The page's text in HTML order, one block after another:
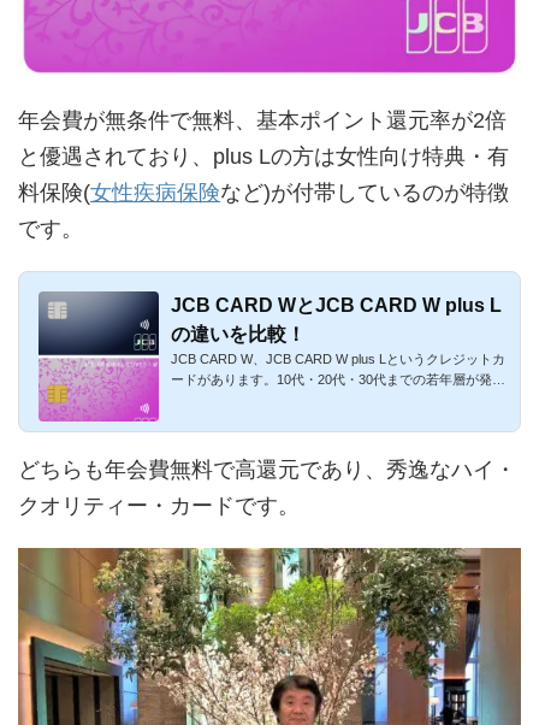
年会費が無条件で無料、基本ポイント還元率が2倍
と優遇されており、plus Lの方は女性向け特典・有
料保険(女性疾病保険など)が付帯しているのが特徴
です。
JCB CARD WとJCB CARD W plus L
の違いを比較！
JCB CARD W、JCB CARD W plus Lというクレジットカ
ードがあります。10代・20代・30代までの若年層が発行
どちらも年会費無料で高還元であり、秀逸なハイ・
クオリティー・カードです。